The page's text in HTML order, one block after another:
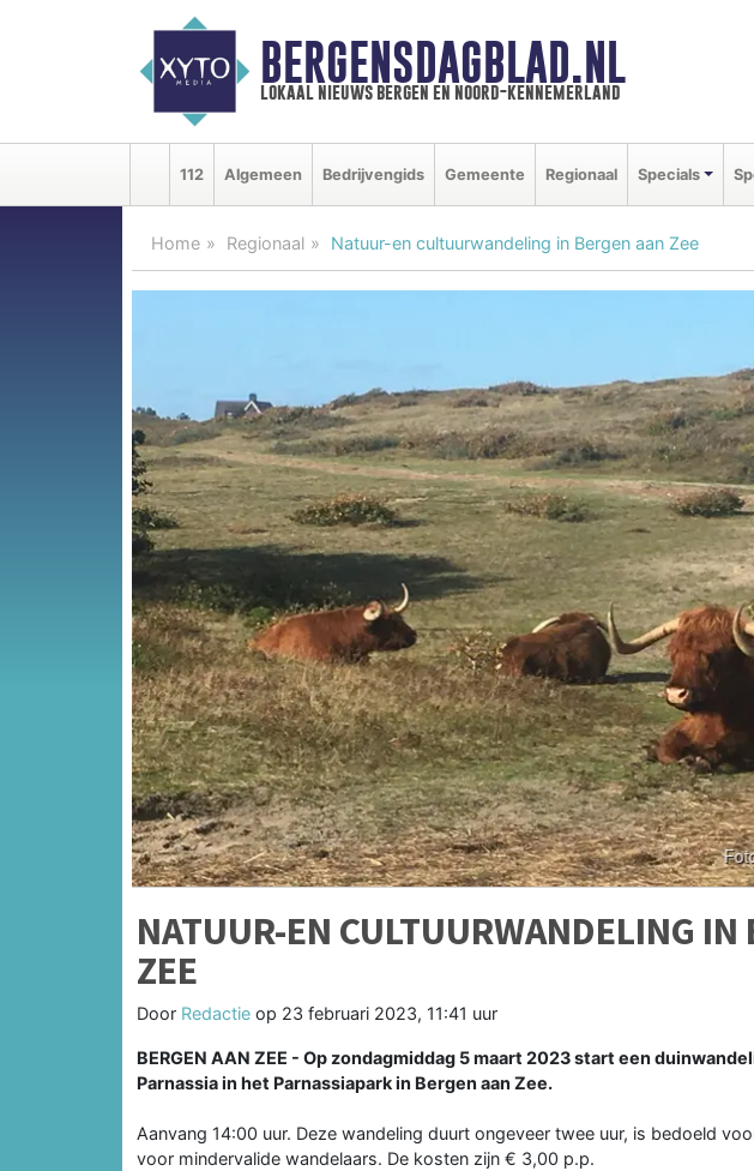
BERGENSDAGBLAD.NL
lokaal nieuws bergen en noord-kennemerland
112 Algemeen Bedrijvengids Gemeente Regionaal Specials
Home Regionaal Natuur-en cultuurwandeling in Bergen aan Zee
NATUUR-EN CULTUURWANDELING IN
ZEE
Door Redactie op 23 februari 2023, 11:41 uur
BERGEN AAN ZEE - Op zondagmiddag 5 maart 2023 start een
Parnassia in het Parnassiapark in Bergen aan Zee.
Aanvang 14:00 uur. Deze wandeling duurt ongeveer twee uur, is bedoeld
voor mindervalide wandelaars. De kosten zijn € 3,00 p.p.